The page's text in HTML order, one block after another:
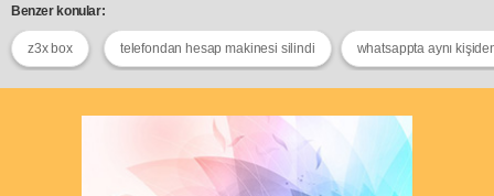
Benzer konular:
z3x box telefondan hesap makinesi silindi whatsappta aynı